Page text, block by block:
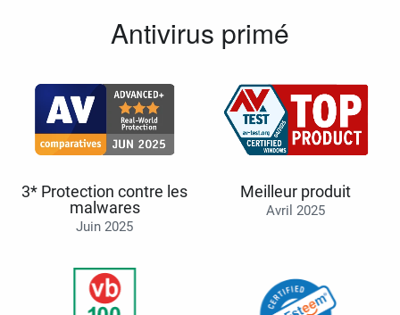
Antivirus primé
3* Protection contre les
malwares
Juin 2025
Meilleur produit
Avril 2025